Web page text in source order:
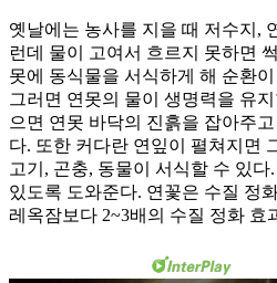
옛날에는 농사를 지을 때 저수지,
런데 물이 고여서 흐르지 못하면
못에 동식물을 서식하게 해 순환
그러면 연못의 물이 생명력을 유
으면 연못 바닥의 진흙을 잡아주
다. 또한 커다란 연잎이 펼쳐지면
고기, 곤충, 동물이 서식할 수 있
있도록 도와준다. 연꽃은 수질 정
레옥잠보다 2~3배의 수질 정화 효